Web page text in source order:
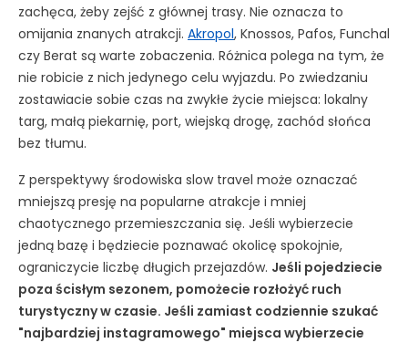
zachęca, żeby zejść z głównej trasy. Nie oznacza to
omijania znanych atrakcji. Akropol, Knossos, Pafos, Funchal
czy Berat są warte zobaczenia. Różnica polega na tym, że
nie robicie z nich jedynego celu wyjazdu. Po zwiedzaniu
zostawiacie sobie czas na zwykłe życie miejsca: lokalny
targ, małą piekarnię, port, wiejską drogę, zachód słońca
bez tłumu.
Z perspektywy środowiska slow travel może oznaczać
mniejszą presję na popularne atrakcje i mniej
chaotycznego przemieszczania się. Jeśli wybierzecie
jedną bazę i będziecie poznawać okolicę spokojnie,
ograniczycie liczbę długich przejazdów. Jeśli pojedziecie
poza ścisłym sezonem, pomożecie rozłożyć ruch
turystyczny w czasie. Jeśli zamiast codziennie szukać
"najbardziej instagramowego" miejsca wybierzecie